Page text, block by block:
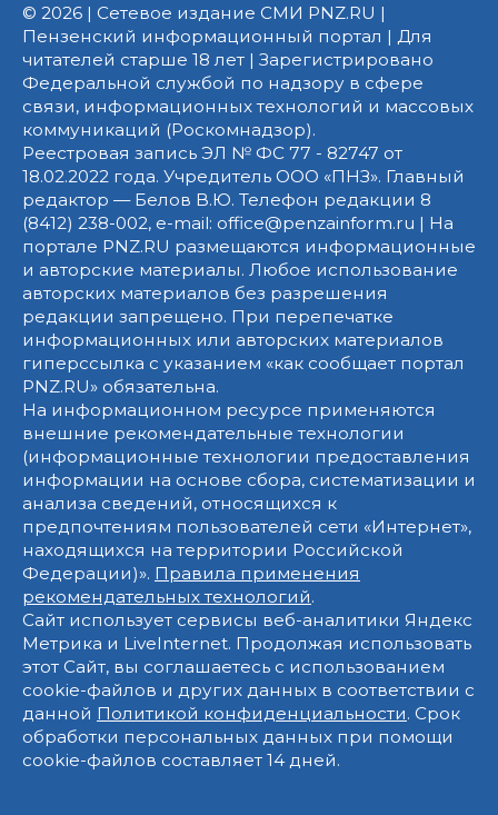
© 2026 | Сетевое издание СМИ PNZ.RU |
Пензенский информационный портал | Для
читателей старше 18 лет | Зарегистрировано
Федеральной службой по надзору в сфере
связи, информационных технологий и массовых
коммуникаций (Роскомнадзор).
Реестровая запись ЭЛ № ФС 77 - 82747 от
18.02.2022 года. Учредитель ООО «ПНЗ». Главный
редактор — Белов В.Ю. Телефон редакции 8
(8412) 238-002, e-mail: office@penzainform.ru | На
портале PNZ.RU размещаются информационные
и авторские материалы. Любое использование
авторских материалов без разрешения
редакции запрещено. При перепечатке
информационных или авторских материалов
гиперссылка с указанием «как сообщает портал
PNZ.RU» обязательна.
На информационном ресурсе применяются
внешние рекомендательные технологии
(информационные технологии предоставления
информации на основе сбора, систематизации и
анализа сведений, относящихся к
предпочтениям пользователей сети «Интернет»,
находящихся на территории Российской
Федерации)». Правила применения
рекомендательных технологий.
Сайт использует сервисы веб-аналитики Яндекс
Метрика и LiveInternet. Продолжая использовать
этот Сайт, вы соглашаетесь с использованием
cookie-файлов и других данных в соответствии с
данной Политикой конфиденциальности. Срок
обработки персональных данных при помощи
cookie-файлов составляет 14 дней.